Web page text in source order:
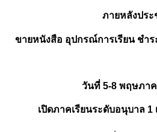
ภายหลังประ
ขายหนังสือ อุปกรณ์การเรียน ชำร
วันที่ 5-8 พฤษภา
เปิดภาคเรียนระดับอนุบาล 1